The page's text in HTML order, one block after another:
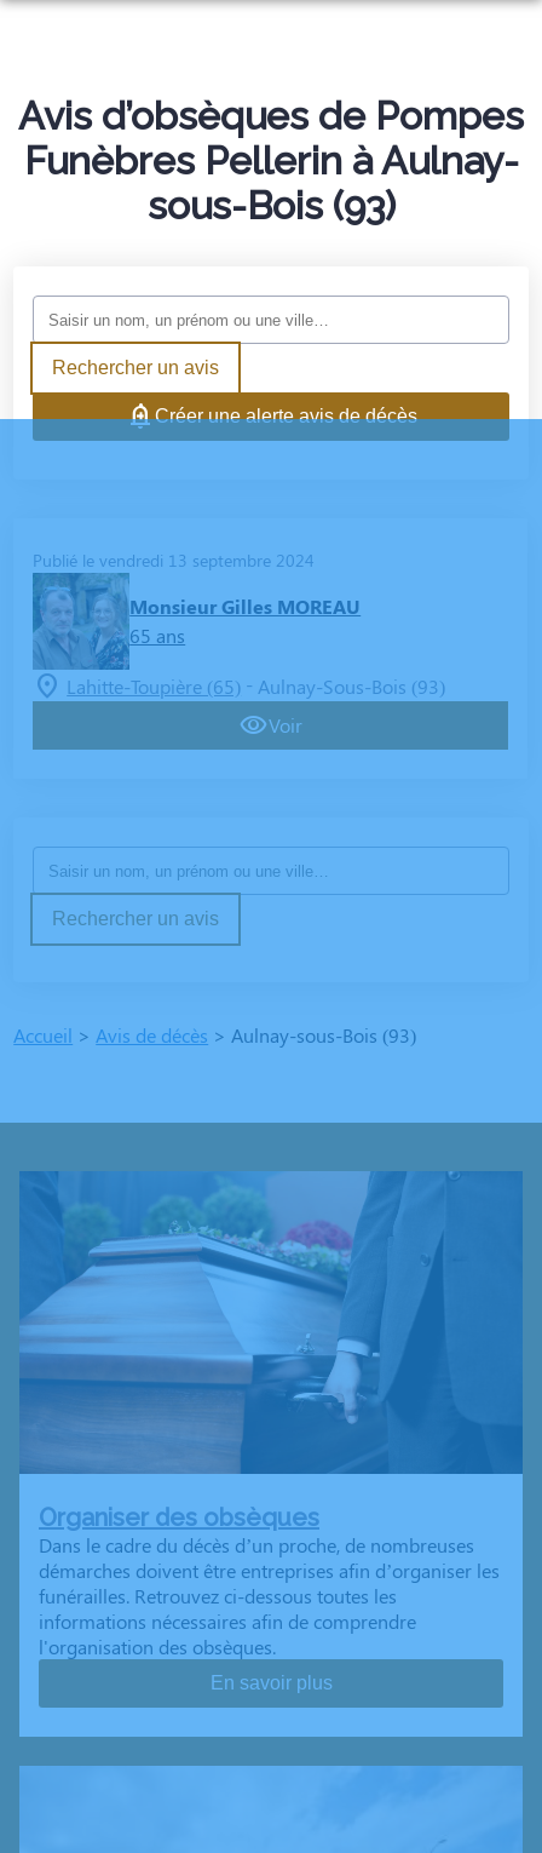
ORGANISER DES OBSÈQUES
PRÉVOIR SES OBSÈQUES
MONUMENTS FUNÉRAIRES
NOTRE CHAMBRE FUNERAIRE
ESPACES HOMMAGES
Avis d’obsèques de Pompes
Funèbres Pellerin à Aulnay-
sous-Bois (93)
Rechercher un avis
Créer une alerte avis de décès
Publié le vendredi 13 septembre 2024
Monsieur Gilles MOREAU
65 ans
Lahitte-Toupière (65) - Aulnay-Sous-Bois (93)
Voir
Rechercher un avis
Accueil > Avis de décès > Aulnay-sous-Bois (93)
Organiser des obsèques
Dans le cadre du décès d’un proche, de nombreuses
démarches doivent être entreprises afin d’organiser les
funérailles. Retrouvez ci-dessous toutes les
informations nécessaires afin de comprendre
l'organisation des obsèques.
En savoir plus